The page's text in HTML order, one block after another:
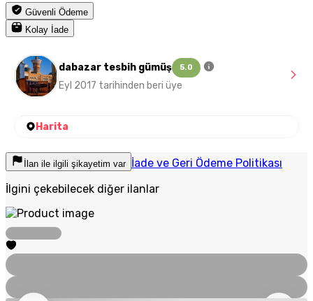
Güvenli Ödeme
Kolay İade
dabazar tesbih gümüş 5.0
Eyl 2017 tarihinden beri üye
Harita
İlan ile ilgili şikayetim var İade ve Geri Ödeme Politikası
İlgini çekebilecek diğer ilanlar